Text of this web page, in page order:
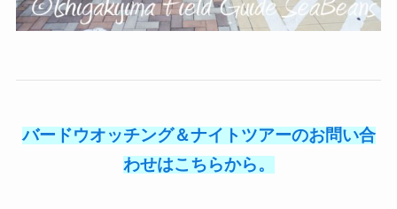
バードウオッチング＆ナイトツアーのお問い合
わせはこちらから。